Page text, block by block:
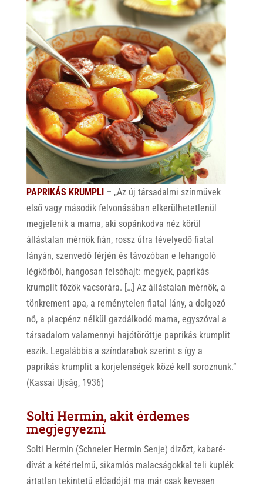
PAPRIKÁS KRUMPLI– „Az új társadalmi színművek
első vagy második felvonásában elkerülhetetlenül
megjelenik a mama, aki sopánkodva néz körül
állástalan mérnök fián, rossz útra tévelyedő fiatal
lányán, szenvedő férjén és távozóban e lehangoló
légkörből, hangosan felsóhajt: megyek, paprikás
krumplit főzök vacsorára. […] Az állástalan mérnök, a
tönkrement apa, a reménytelen fiatal lány, a dolgozó
nő, a piacpénz nélkül gazdálkodó mama, egyszóval a
társadalom valamennyi hajótöröttje paprikás krumplit
eszik. Legalábbis a színdarabok szerint s így a
paprikás krumplit a korjelenségek közé kell soroznunk.”
(Kassai Ujság, 1936)
Solti Hermin, akit érdemes
megjegyezni
Solti Hermin (Schneier Hermin Senje) dizőzt, kabaré-
dívát a kétértelmű, sikamlós malacságokkal teli kuplék
ártatlan tekintetű előadóját ma már csak kevesen